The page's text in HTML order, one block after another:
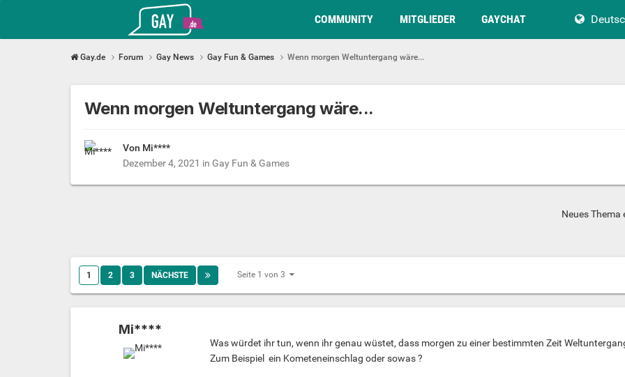
COMMUNITY MITGLIEDER GAYCHAT
Gay.de Forum Gay News Gay Fun & Games Wenn morgen Weltuntergang wäre...
Wenn morgen Weltuntergang wäre...
Von Mi****
Dezember 4, 2021 in Gay Fun & Games
Neues Thema
1 2 3 NÄCHSTE Seite 1 von 3
Mi****
Was würdet ihr tun, wenn ihr genau wüstet, dass morgen zu einer bestimmten Zeit
Zum Beispiel ein Kometeneinschlag oder sowas ?